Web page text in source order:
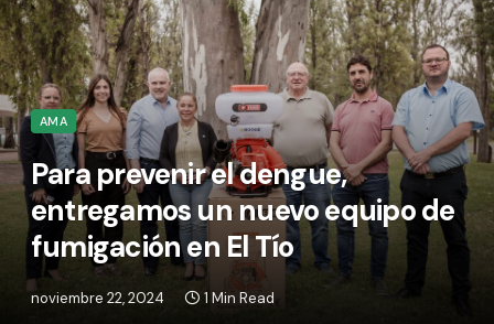
AMA
Para prevenir el dengue,
entregamos un nuevo equipo de
fumigación en El Tío
noviembre 22, 2024 1 Min Read